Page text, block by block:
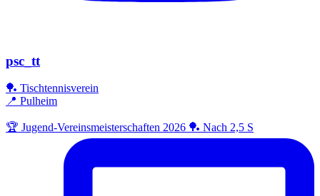
psc_tt
🏓 Tischtennisverein
📍 Pulheim
🏆 Jugend-Vereinsmeisterschaften 2026 🏓 Nach 2,5 S